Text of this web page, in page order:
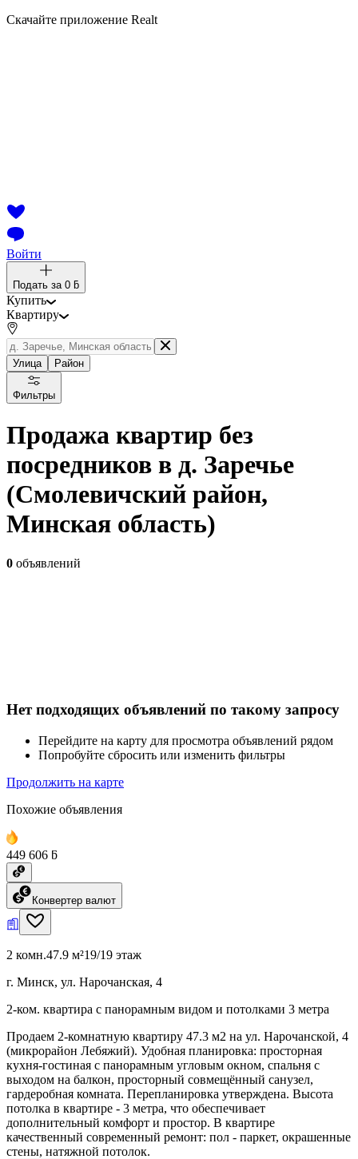
Скачайте приложение Realt
Войти
Подать за 0 ƃ
Купить
Квартиру
Улица Район
Фильтры
Продажа квартир без
посредников в д. Заречье
(Смолевичский район,
Минская область)
0 объявлений
Нет подходящих объявлений по такому запросу
Перейдите на карту для просмотра объявлений рядом
Попробуйте сбросить или изменить фильтры
Продолжить на карте
Похожие объявления
449 606 ƃ
Конвертер валют
2 комн.47.9 м²19/19 этаж
г. Минск, ул. Нарочанская, 4
2-ком. квартира с панорамным видом и потолками 3 метра
Продаем 2-комнатную квартиру 47.3 м2 на ул. Нарочанской, 4
(микрорайон Лебяжий). Удобная планировка: просторная
кухня-гостиная с панорамным угловым окном, спальня с
выходом на балкон, просторный совмещённый санузел,
гардеробная комната. Перепланировка утверждена. Высота
потолка в квартире - 3 метра, что обеспечивает
дополнительный комфорт и простор. В квартире
качественный современный ремонт: пол - паркет, окрашенные
стены, натяжной потолок.